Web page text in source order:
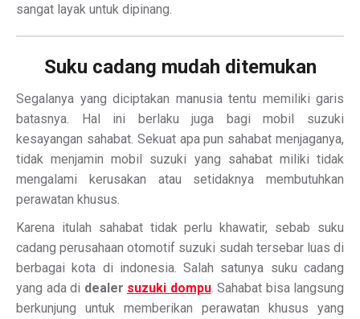
sangat layak untuk dipinang.
Suku cadang mudah ditemukan
Segalanya yang diciptakan manusia tentu memiliki garis
batasnya. Hal ini berlaku juga bagi mobil suzuki
kesayangan sahabat. Sekuat apa pun sahabat menjaganya,
tidak menjamin mobil suzuki yang sahabat miliki tidak
mengalami kerusakan atau setidaknya membutuhkan
perawatan khusus.
Karena itulah sahabat tidak perlu khawatir, sebab suku
cadang perusahaan otomotif suzuki sudah tersebar luas di
berbagai kota di indonesia. Salah satunya suku cadang
yang ada di dealer suzuki dompu. Sahabat bisa langsung
berkunjung untuk memberikan perawatan khusus yang